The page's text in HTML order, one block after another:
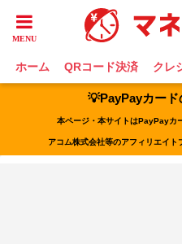
ホーム QRコード決済 クレ
💡PayPayカー
本ページ・本サイトはPayPayカ
アコム株式会社等のアフィリエイト